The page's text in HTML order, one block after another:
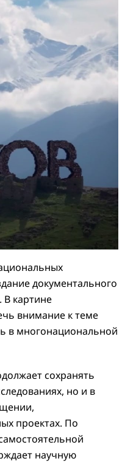
документального
картине
внимание к теме
в многонациональной
сохранять
но и в
проектах. По
научную